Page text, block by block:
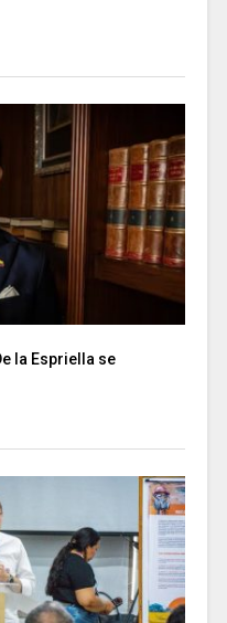
la Espriella se